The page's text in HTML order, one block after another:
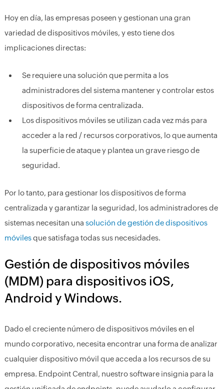
Hoy en día, las empresas poseen y gestionan una gran
variedad de dispositivos móviles, y esto tiene dos
implicaciones directas:
Se requiere una solución que permita a los
administradores del sistema mantener y controlar estos
dispositivos de forma centralizada.
Los dispositivos móviles se utilizan cada vez más para
acceder a la red / recursos corporativos, lo que aumenta
la superficie de ataque y plantea un grave riesgo de
seguridad.
Por lo tanto, para gestionar los dispositivos de forma
centralizada y garantizar la seguridad, los administradores de
sistemas necesitan una solución de gestión de dispositivos
móvilesque satisfaga todas sus necesidades.
Gestión de dispositivos móviles
(MDM) para dispositivos iOS,
Android y Windows.
Dado el creciente número de dispositivos móviles en el
mundo corporativo, necesita encontrar una forma de analizar
cualquier dispositivo móvil que acceda a los recursos de su
empresa. Endpoint Central, nuestro software insignia para la